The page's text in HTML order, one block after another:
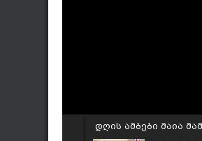
დღის ამბები მაია